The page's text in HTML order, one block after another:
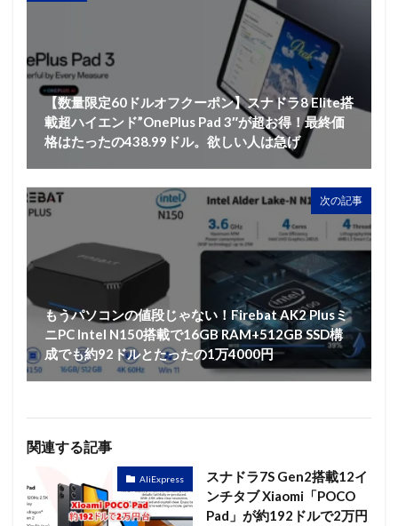
【数量限定60ドルオフクーポン】スナドラ8 Elite搭
載超ハイエンド”OnePlus Pad 3″が超お得！最終価
格はたったの438.99ドル。欲しい人は急げ
次の記事
もうパソコンの値段じゃない！Firebat AK2 Plusミ
ニPC Intel N150搭載で16GB RAM+512GB SSD構
成でも約92ドルとたったの1万4000円
関連する記事
AliExpress
スナドラ7S Gen2搭載12イ
ンチタブ Xiaomi「POCO
Pad」が約192ドルで2万円